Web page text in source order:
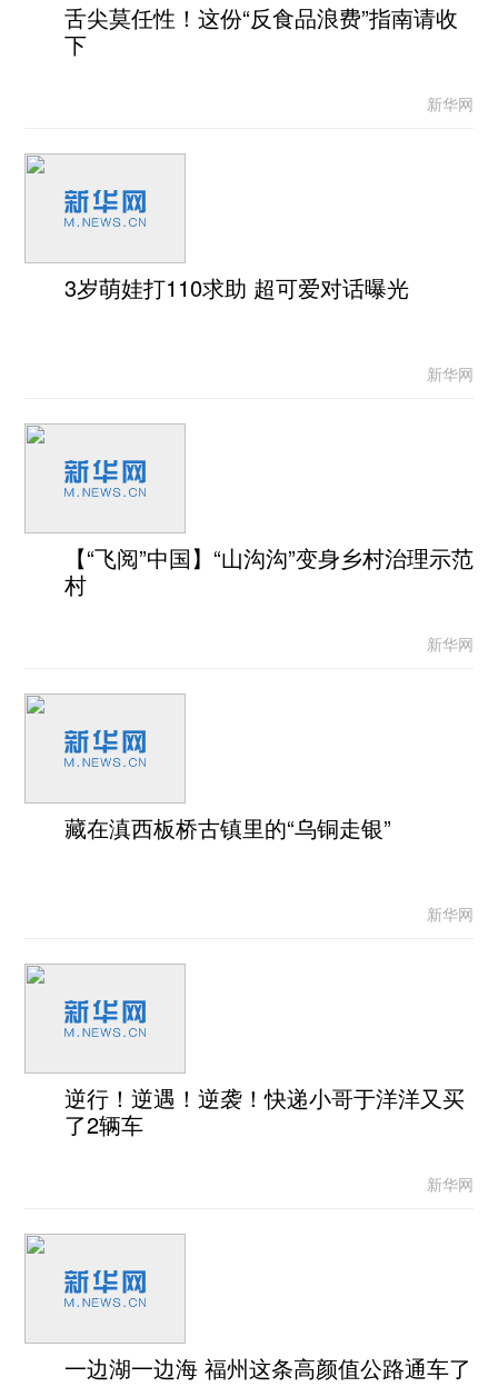
舌尖莫任性！这份“反食品浪费”指南请收
下
新华网
3岁萌娃打110求助 超可爱对话曝光
新华网
【“飞阅”中国】“山沟沟”变身乡村治理示范
村
新华网
藏在滇西板桥古镇里的“乌铜走银”
新华网
逆行！逆遇！逆袭！快递小哥于洋洋又买
了2辆车
新华网
一边湖一边海 福州这条高颜值公路通车了